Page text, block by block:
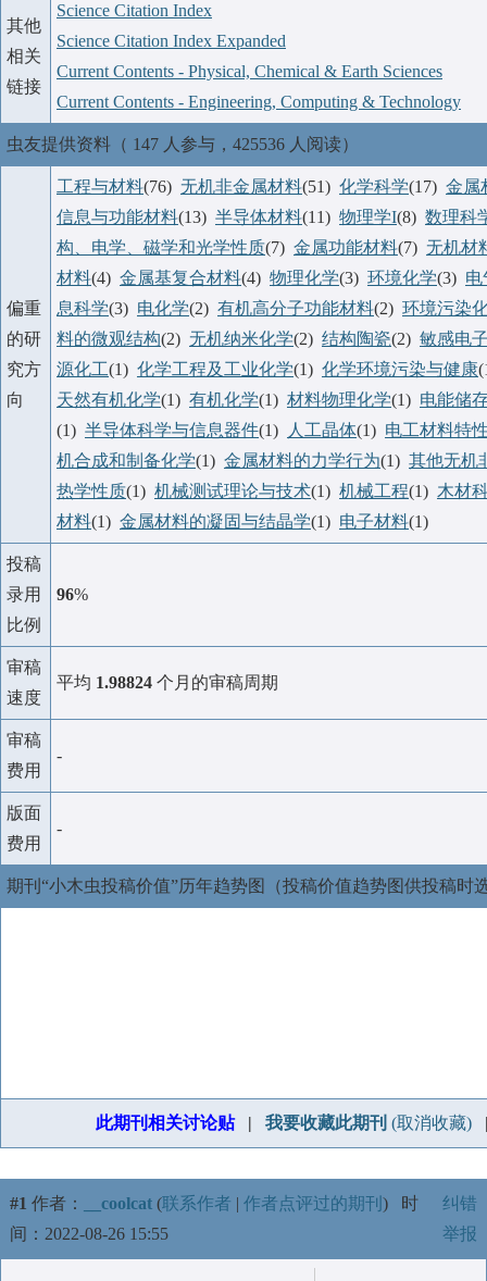
其他
相关
链接
Science Citation Index
Science Citation Index Expanded
Current Contents - Physical, Chemical & Earth Sciences
Current Contents - Engineering, Computing & Technology
虫友提供资料（ 147 人参与，425536 人阅读）
偏重
的研
究方
向
工程与材料(76) 无机非金属材料(51) 化学科学(17) 金属
信息与功能材料(13) 半导体材料(11) 物理学I(8) 数理科
构、电学、磁学和光学性质(7) 金属功能材料(7) 无机材
材料(4) 金属基复合材料(4) 物理化学(3) 环境化学(3) 电
息科学(3) 电化学(2) 有机高分子功能材料(2) 环境污染
料的微观结构(2) 无机纳米化学(2) 结构陶瓷(2) 敏感电
源化工(1) 化学工程及工业化学(1) 化学环境污染与健康
天然有机化学(1) 有机化学(1) 材料物理化学(1) 电能储
(1) 半导体科学与信息器件(1) 人工晶体(1) 电工材料特
机合成和制备化学(1) 金属材料的力学行为(1) 其他无机
热学性质(1) 机械测试理论与技术(1) 机械工程(1) 木材
材料(1) 金属材料的凝固与结晶学(1) 电子材料(1)
投稿
录用
比例
96%
审稿
速度
平均 1.98824 个月的审稿周期
审稿
费用
-
版面
费用
-
期刊“小木虫投稿价值”历年趋势图（投稿价值趋势图供投稿时
此期刊相关讨论贴| 我要收藏此期刊 (取消收藏)
#1 作者： __coolcat (联系作者 | 作者点评过的期刊 ) 时
间：2022-08-26 15:55
纠错
举报